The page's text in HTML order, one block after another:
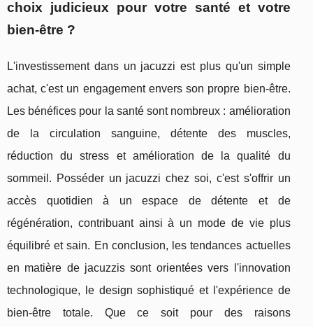
choix judicieux pour votre santé et votre
bien-être ?
L'investissement dans un jacuzzi est plus qu'un simple
achat, c'est un engagement envers son propre bien-être.
Les bénéfices pour la santé sont nombreux : amélioration
de la circulation sanguine, détente des muscles,
réduction du stress et amélioration de la qualité du
sommeil. Posséder un jacuzzi chez soi, c'est s'offrir un
accès quotidien à un espace de détente et de
régénération, contribuant ainsi à un mode de vie plus
équilibré et sain. En conclusion, les tendances actuelles
en matière de jacuzzis sont orientées vers l'innovation
technologique, le design sophistiqué et l'expérience de
bien-être totale. Que ce soit pour des raisons